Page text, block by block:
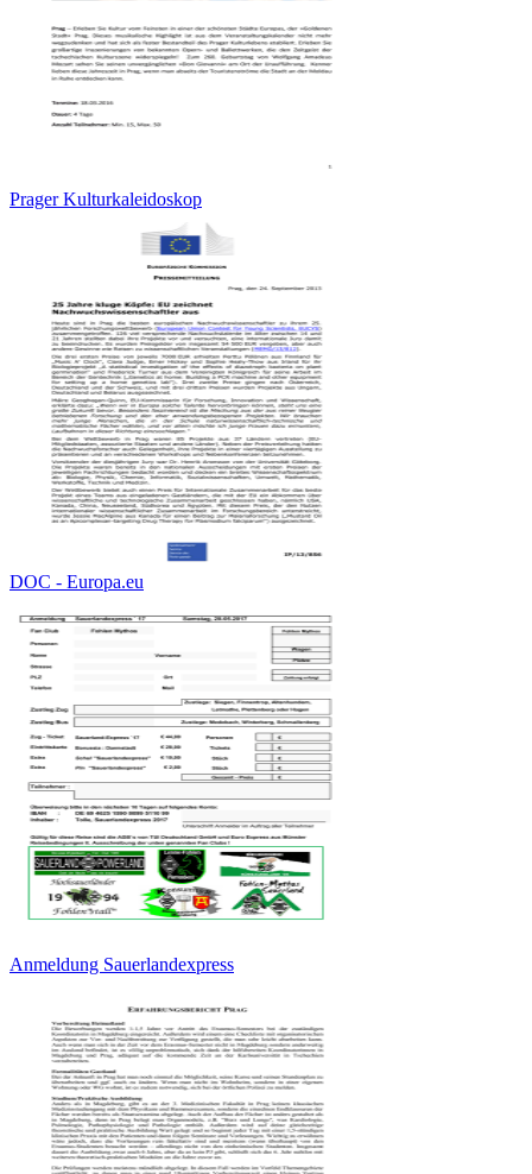
Prager Kulturkaleidoskop
DOC - Europa.eu
Anmeldung Sauerlandexpress